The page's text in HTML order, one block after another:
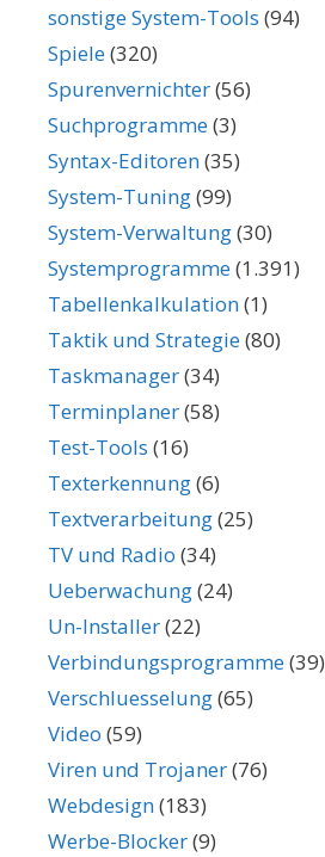
sonstige System-Tools (94)
Spiele(320)
Spurenvernichter(56)
Suchprogramme(3)
Syntax-Editoren(35)
System-Tuning(99)
System-Verwaltung(30)
Systemprogramme(1.391)
Tabellenkalkulation(1)
Taktik und Strategie(80)
Taskmanager(34)
Terminplaner(58)
Test-Tools (16)
Texterkennung(6)
Textverarbeitung(25)
TV und Radio (34)
Ueberwachung(24)
Un-Installer(22)
Verbindungsprogramme(39)
Verschluesselung(65)
Video (59)
Viren und Trojaner(76)
Webdesign(183)
Werbe-Blocker(9)